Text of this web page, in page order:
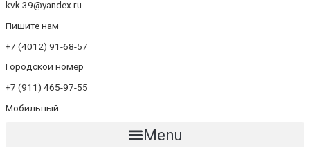
kvk.39@yandex.ru
Пишите нам
+7 (4012) 91-68-57
Городской номер
+7 (911) 465-97-55
Мобильный
Menu